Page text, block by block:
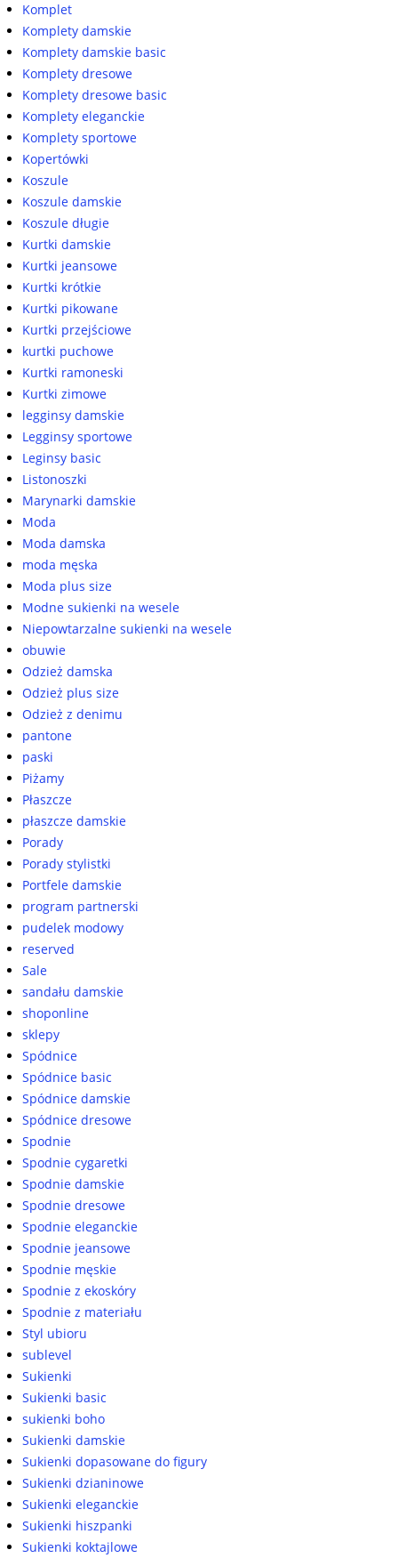
Komplet
Komplety damskie
Komplety damskie basic
Komplety dresowe
Komplety dresowe basic
Komplety eleganckie
Komplety sportowe
Kopertówki
Koszule
Koszule damskie
Koszule długie
Kurtki damskie
Kurtki jeansowe
Kurtki krótkie
Kurtki pikowane
Kurtki przejściowe
kurtki puchowe
Kurtki ramoneski
Kurtki zimowe
legginsy damskie
Legginsy sportowe
Leginsy basic
Listonoszki
Marynarki damskie
Moda
Moda damska
moda męska
Moda plus size
Modne sukienki na wesele
Niepowtarzalne sukienki na wesele
obuwie
Odzież damska
Odzież plus size
Odzież z denimu
pantone
paski
Piżamy
Płaszcze
płaszcze damskie
Porady
Porady stylistki
Portfele damskie
program partnerski
pudelek modowy
reserved
Sale
sandału damskie
shoponline
sklepy
Spódnice
Spódnice basic
Spódnice damskie
Spódnice dresowe
Spodnie
Spodnie cygaretki
Spodnie damskie
Spodnie dresowe
Spodnie eleganckie
Spodnie jeansowe
Spodnie męskie
Spodnie z ekoskóry
Spodnie z materiału
Styl ubioru
sublevel
Sukienki
Sukienki basic
sukienki boho
Sukienki damskie
Sukienki dopasowane do figury
Sukienki dzianinowe
Sukienki eleganckie
Sukienki hiszpanki
Sukienki koktajlowe